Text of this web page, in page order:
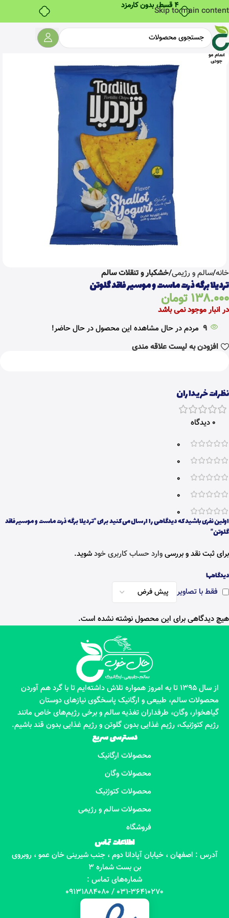
۴ قسط، بدون کارمزد
Skip to main content
اتمام مو
جودی
خانه سالم و رژیمی خشکبار و تنقلات سالم
تردیلا برگه ذرت ماست و موسیر فاقد گلوتن
138.000تومان
در انبار موجود نمی باشد
9 مردم در حال مشاهده این محصول در حال حاضر!
افزودن به لیست علاقه مندی
نظرات خریداران
0 دیدگاه
0
0
0
0
0
دیدگاهها
فقط با تصاویر
هیچ دیدگاهی برای این محصول نوشته نشده است.
اولین نفری باشید که دیدگاهی را ارسال می کنید برای “تردیلا برگه ذرت ماست و موسیر فاقد
گلوتن”
برای ثبت نقد و بررسیوارد حساب کاربری خودشوید.
از سال 1395 تا به امروز همواره تلاش داشته‌ایم تا با گرد هم آوردن
محصولات سالم، طبیعی و ارگانیک پاسخگوی نیازهای دوستان
گیاهخوار، وگان، طرفداران تغذیه سالم و برخی رژیم‌های خاص مانند
رژیم کتوژنیک، رژیم غذایی بدون گلوتن و رژیم غذایی بدون قند باشیم.
دسترسی سریع
محصولات ارگانیک
محصولات وگان
محصولات کتوژنیک
محصولات سالم و رژیمی
فروشگاه
اطلاعات تماس
آدرس : اصفهان ، خیابان آپادانا دوم ، جنب شیرینی خان عمو ، روبروی
بن بست شماره 3
شماره‌های تماس :
031-36410270 / 09131884080